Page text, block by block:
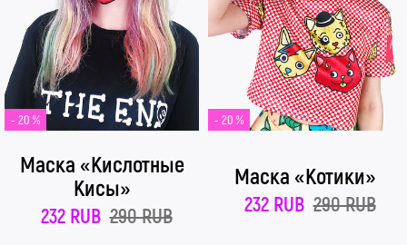
- 20 %
Маска «Кислотные
Кисы»
232 RUB 290 RUB
- 20 %
Маска «Котики»
232 RUB 290 RUB